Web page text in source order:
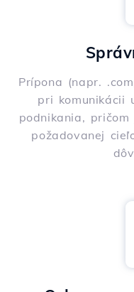
Prípona (napr.
pri komunikácii
podnikania,
požadovanej